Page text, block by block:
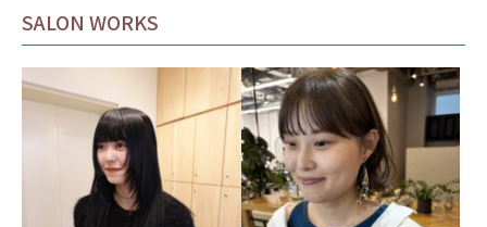
SALON WORKS